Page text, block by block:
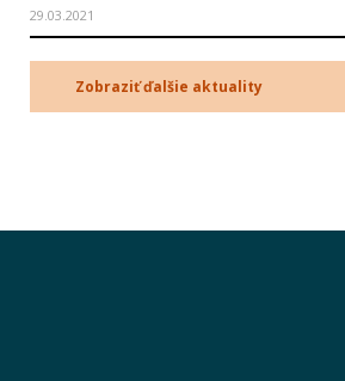
29.03.2021
Zobraziť ďalšie aktuality